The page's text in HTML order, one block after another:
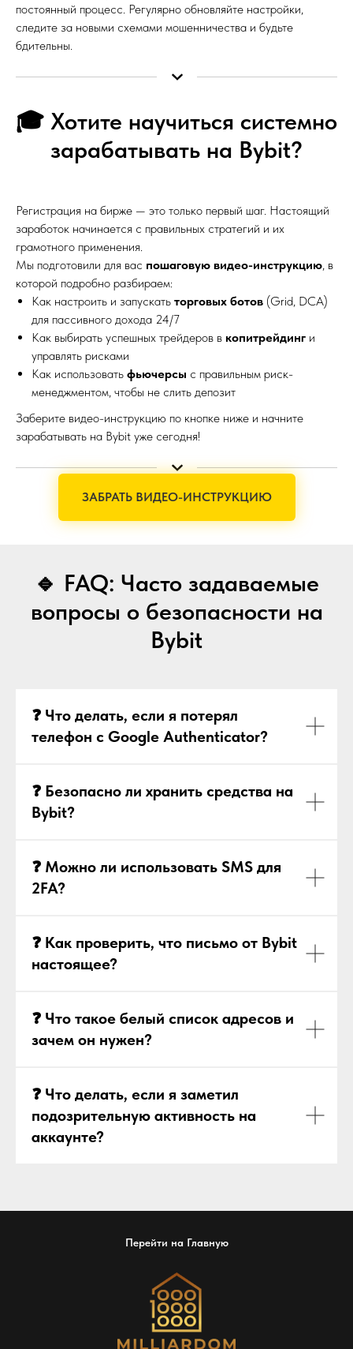
постоянный процесс. Регулярно обновляйте настройки,
следите за новыми схемами мошенничества и будьте
бдительны.
🎓 Хотите научиться системно
зарабатывать на Bybit?
Регистрация на бирже — это только первый шаг. Настоящий
заработок начинается с правильных стратегий и их
грамотного применения.
Мы подготовили для вас пошаговую видео-инструкцию, в
которой подробно разбираем:
Как настроить и запускать торговых ботов (Grid, DCA)
для пассивного дохода 24/7
Как выбирать успешных трейдеров в копитрейдинг и
управлять рисками
Как использовать фьючерсы с правильным риск-
менеджментом, чтобы не слить депозит
Заберите видео-инструкцию по кнопке ниже и начните
зарабатывать на Bybit уже сегодня!
ЗАБРАТЬ ВИДЕО-ИНСТРУКЦИЮ
🔹 FAQ: Часто задаваемые
вопросы о безопасности на
Bybit
❓ Что делать, если я потерял
телефон с Google Authenticator?
❓ Безопасно ли хранить средства на
Bybit?
❓ Можно ли использовать SMS для
2FA?
❓ Как проверить, что письмо от Bybit
настоящее?
❓ Что такое белый список адресов и
зачем он нужен?
❓ Что делать, если я заметил
подозрительную активность на
аккаунте?
Перейти на Главную